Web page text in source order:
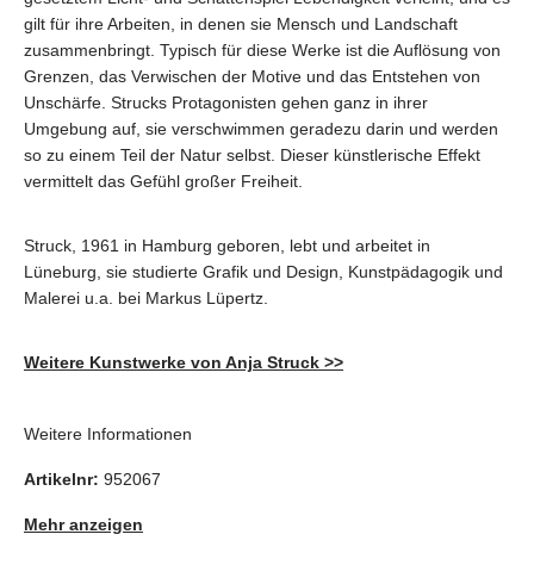
gilt für ihre Arbeiten, in denen sie Mensch und Landschaft
zusammenbringt. Typisch für diese Werke ist die Auflösung von
Grenzen, das Verwischen der Motive und das Entstehen von
Unschärfe. Strucks Protagonisten gehen ganz in ihrer
Umgebung auf, sie verschwimmen geradezu darin und werden
so zu einem Teil der Natur selbst. Dieser künstlerische Effekt
vermittelt das Gefühl großer Freiheit.
Struck, 1961 in Hamburg geboren, lebt und arbeitet in
Lüneburg, sie studierte Grafik und Design, Kunstpädagogik und
Malerei u.a. bei Markus Lüpertz.
Weitere Kunstwerke von Anja Struck >>
Weitere Informationen
Artikelnr: 952067
Mehr anzeigen